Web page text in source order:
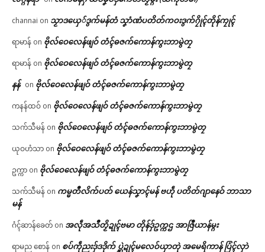
channai on သၟာဒယှေ်ဒွက်မန်တံ သၞာံဏံပတိတ်ကဝးဒွက်ဂၠိုၚ်တိုန်ကၠုၚ်
ရာမာန် on ဗိုလ်ဝေလေန်ဖျဝ် တံၚ်ဓဇက်ကောန်ကွးဘာမွဲတၠ
ရာမာန် on ဗိုလ်ဝေလေန်ဖျဝ် တံၚ်ဓဇက်ကောန်ကွးဘာမွဲတၠ
နန် on ဗိုလ်ဝေလေန်ဖျဝ် တံၚ်ဓဇက်ကောန်ကွးဘာမွဲတၠ
ကနန်ထဝ် on ဗိုလ်ဝေလေန်ဖျဝ် တံၚ်ဓဇက်ကောန်ကွးဘာမွဲတၠ
သက်သီမန် on ဗိုလ်ဝေလေန်ဖျဝ် တံၚ်ဓဇက်ကောန်ကွးဘာမွဲတၠ
ယုဝဟံသာ on ဗိုလ်ဝေလေန်ဖျဝ် တံၚ်ဓဇက်ကောန်ကွးဘာမွဲတၠ
ဥက္ကာ on ဗိုလ်ဝေလေန်ဖျဝ် တံၚ်ဓဇက်ကောန်ကွးဘာမွဲတၠ
သက်သီမန် on ကမ္မတဳလိက်ပတ် ယေန်သၞာၚ်မန် ဗဟဵု ပတိတ်ဂျာနေဝ် ဘာသာ
မန်
ဂံၚ်ဆာန်ခေတ် on အလဵုအသဳတၟိဍုၚ်ဗမာ တိုန်ဒှ်ဥက္ကဌ အာဇြဳယာန်မ္ဂး
ရာမည စောန် on စပ်ကဵုညးဒှ်ဒဒိုက် ပ္ဋဲဍုၚ်မလေဝ်ယှာတုဲ အမေရိကာန် ပြံၚ်လှာဲ